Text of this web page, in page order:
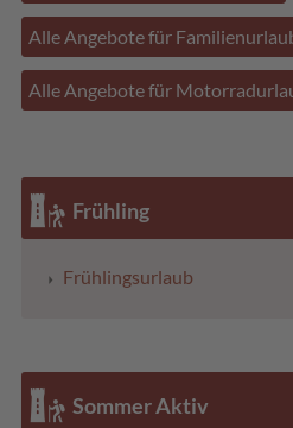
Alle Angebote für
Alle Angebote für
Frühling
Frühlingsurlaub
Sommer Aktiv